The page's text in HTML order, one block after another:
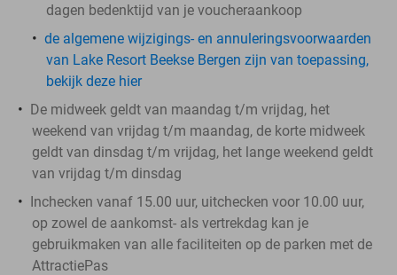
dagen bedenktijd van je voucheraankoop
de algemene wijzigings- en annuleringsvoorwaarden
van Lake Resort Beekse Bergen zijn van toepassing,
bekijk deze hier
De midweek geldt van maandag t/m vrijdag, het
weekend van vrijdag t/m maandag, de korte midweek
geldt van dinsdag t/m vrijdag, het lange weekend geldt
van vrijdag t/m dinsdag
Inchecken vanaf 15.00 uur, uitchecken voor 10.00 uur,
op zowel de aankomst- als vertrekdag kan je
gebruikmaken van alle faciliteiten op de parken met de
AttractiePas